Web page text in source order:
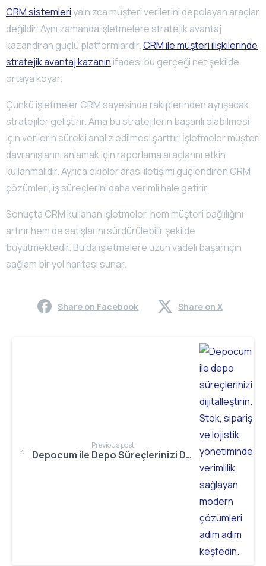
CRM sistemleriyalnızca müşteri verilerini depolayan araçlar
değildir. Aynı zamanda işletmelere stratejik avantaj
kazandıran güçlü platformlardır.CRM ile müşteri ilişkilerinde
stratejik avantaj kazanın ifadesi bu gerçeği net şekilde
ortaya koyar.
Çünkü işletmeler CRM sayesinde rakiplerinden ayrışacak
stratejiler geliştirir. Ama bu stratejilerin başarılı olabilmesi
için verilerin sürekli analiz edilmesi şarttır. İşletmeler müşteri
davranışlarını anlamak için raporlama araçlarını etkin
kullanmalıdır. Ayrıca ekipler arası iletişimi güçlendiren CRM
çözümleri, iş süreçlerini daha verimli hale getirir.
Sonuçta CRM kullanan işletmeler, hem müşteri bağlılığını
artırır hem de satışlarını sürdürülebilir şekilde
büyütmektedir. Bu da işletmelere uzun vadeli başarı için
sağlam bir yol haritası sunar.
Share on Facebook Share on X
Previous post
Depocum ile Depo Süreçlerinizi Dijitalleştirin: Adım Adım Rehber